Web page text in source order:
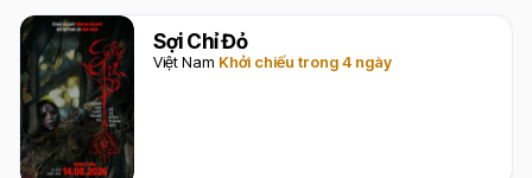
Sợi Chỉ Đỏ
Việt Nam Khởi chiếu trong 4 ngày